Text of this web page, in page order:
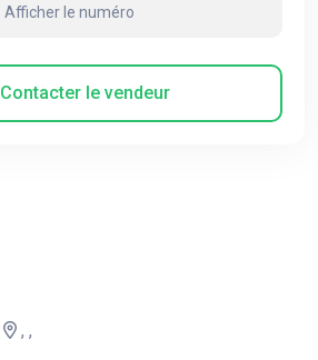
Afficher le numéro
Contacter le vendeur
, ,